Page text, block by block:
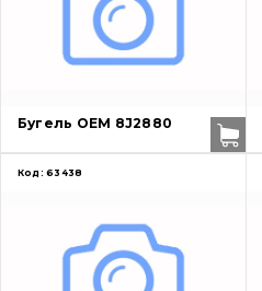
Бугель OEM 8J2880
Код: 63438